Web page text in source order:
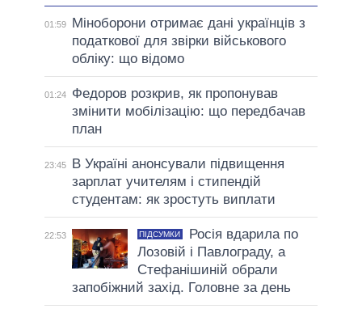
01:59
Міноборони отримає дані українців з
податкової для звірки військового
обліку: що відомо
01:24
Федоров розкрив, як пропонував
змінити мобілізацію: що передбачав
план
23:45
В Україні анонсували підвищення
зарплат учителям і стипендій
студентам: як зростуть виплати
22:53 ПІДСУМКИ
Росія вдарила по
Лозовій і Павлограду, а
Стефанішиній обрали
запобіжний захід. Головне за день